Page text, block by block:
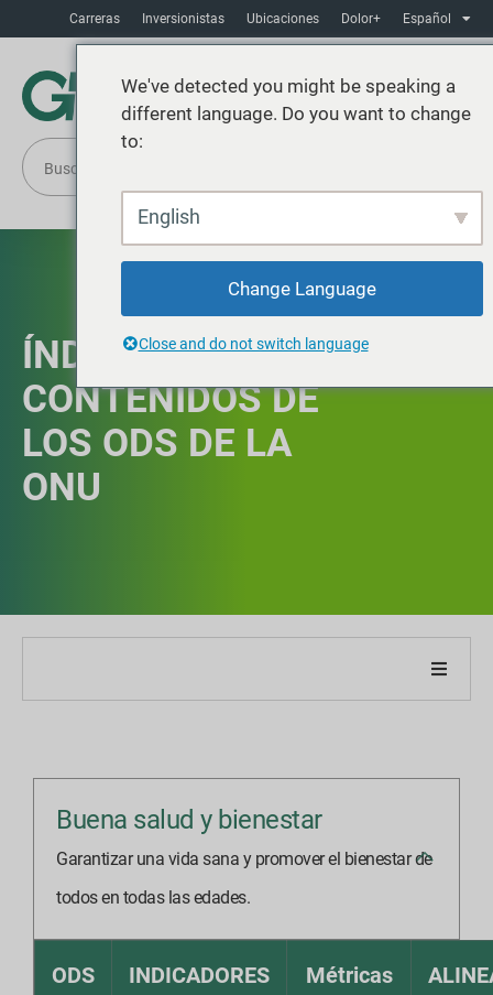
Carreras Inversionistas Ubicaciones Dolor+ Español
ÍNDICE DE
CONTENIDOS DE
LOS ODS DE LA
ONU
Acerca de nuestro informe
Estrategias de sostenibilidad
Metas y desempeño
Buena salud y bienestar
Garantizar una vida sana y promover el bienestar de
todos en todas las edades.
ODS
INDICADORES
Métricas
We've detected you might be speaking a
different language. Do you want to change
to:
English
Change Language
Close and do not switch language